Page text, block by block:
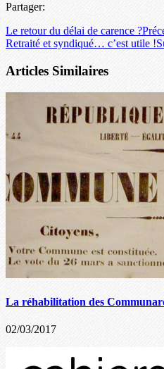
Partager:
Le retour du délai de carence ?
Retraité et syndiqué… c’est utile !
Articles Similaires
La réhabilitation des
02/03/2017